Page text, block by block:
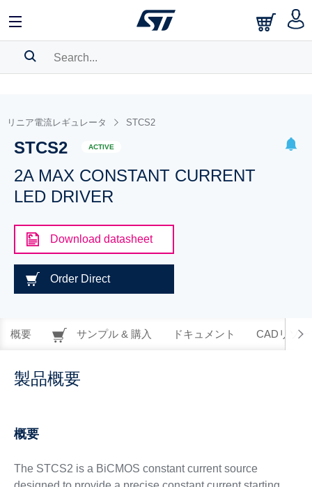
BOOKMARK
Pleaselog in to show your saved searches.
リニア電流レギュレータ STCS2
STCS2 ACTIVE
2A MAX CONSTANT CURRENT
LED DRIVER
Download datasheet
Order Direct
概要 サンプル & 購入 ドキュメント CADリソー
製品概要
概要
The STCS2 is a BiCMOS constant current source